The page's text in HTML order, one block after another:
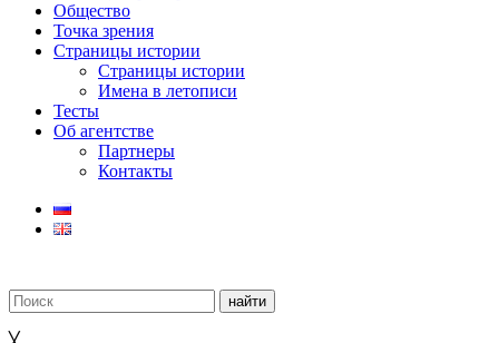
Общество
Точка зрения
Страницы истории
Страницы истории
Имена в летописи
Тесты
Об агентстве
Партнеры
Контакты